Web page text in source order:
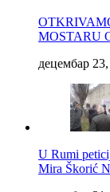
MOSTARU
децембар
U Rumi
Mira Škorić